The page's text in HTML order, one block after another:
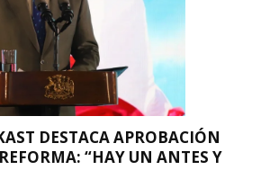
DESTACA APROBACIÓN
“HAY UN ANTES Y